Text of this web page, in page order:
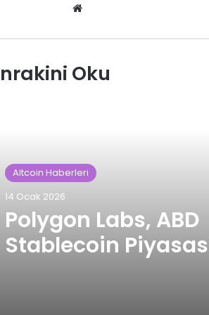
Oku
Altcoin Haberleri
14 Ocak 2026
Polygon Labs, ABD
Stablecoin